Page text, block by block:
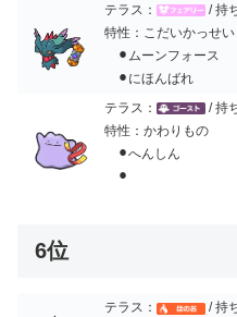
テラス：
/ 持
特性：こだいかっせい
⚫︎ムーンフォース
⚫︎にほんばれ
テラス：
/ 持
特性：かわりもの
⚫︎へんしん
⚫︎
6位
テラス：
/ 持